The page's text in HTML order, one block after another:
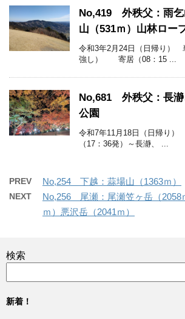
No,419 外秩父：雨乞
山（531ｍ）山林ロー
令和3年2月24日（日帰り）
強し） 寄居（08：15 ...
No,681 外秩父：長瀞
公園
令和7年11月18日（日帰り
（17：36発）～長瀞、 ...
PREV No,254 下越：蒜場山（1363ｍ）
NEXT
No,256 尾瀬：尾瀬笠ヶ岳（2058
ｍ）悪沢岳（2041ｍ）
検索
新着！